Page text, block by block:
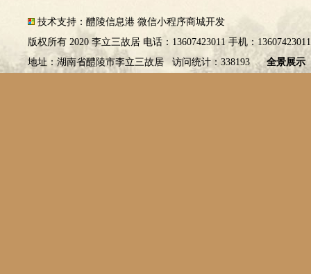
技术支持： 醴陵信息港 微信小程序商城开发
版权所有 2020 李立三故居 电话：13607423011 手机：
地址：湖南省醴陵市李立三故居 访问统计：338193 全景展示